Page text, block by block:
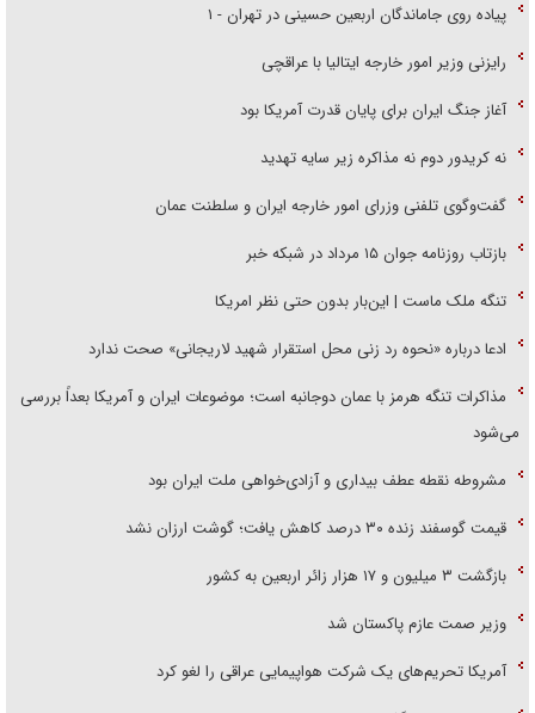
پیاده روی جاماندگان اربعین حسینی در تهران - ۱
رایزنی وزیر امور خارجه ایتالیا با عراقچی
آغاز جنگ ایران برای پایان قدرت آمریکا بود
نه کریدور دوم نه مذاکره زیر سایه تهدید
گفت‌وگوی تلفنی وزرای امور خارجه ایران و سلطنت عمان
بازتاب روزنامه جوان ۱۵ مرداد در شبکه خبر
تنگه ملک ماست | این‌بار بدون حتی نظر امریکا
ادعا درباره «نحوه رد زنی محل استقرار شهید لاریجانی» صحت ندارد
مذاکرات تنگه هرمز با عمان دوجانبه است؛ موضوعات ایران و آمریکا بعداً بررسی
می‌شود
مشروطه نقطه عطف بیداری و آزادی‌خواهی ملت ایران بود
قیمت گوسفند زنده ۳۰ درصد کاهش یافت؛ گوشت ارزان نشد
بازگشت ۳ میلیون و ۱۷ هزار زائر اربعین به کشور
وزیر صمت عازم پاکستان شد
آمریکا تحریم‌های یک شرکت هواپیمایی عراقی را لغو کرد